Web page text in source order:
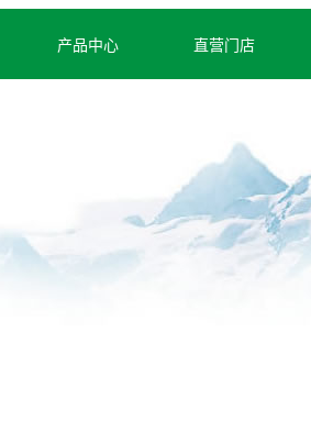
产品中心 直营门店